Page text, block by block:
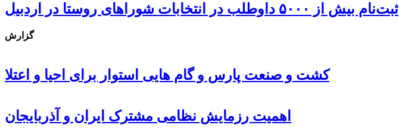
ثبت‌نام بیش از ۵۰۰۰ داوطلب در انتخابات شوراهای روستا در اردبیل
گزارش
کشت و صنعت پارس و گام هایی استوار برای احیا و اعتلا
اهمیت رزمایش نظامی مشترک ایران و آذربایجان